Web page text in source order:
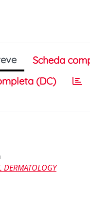
Scheda
(DC)
DERMATOLOGY